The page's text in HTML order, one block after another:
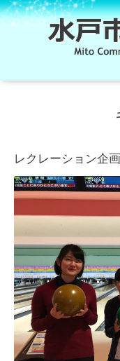
レクレーション企